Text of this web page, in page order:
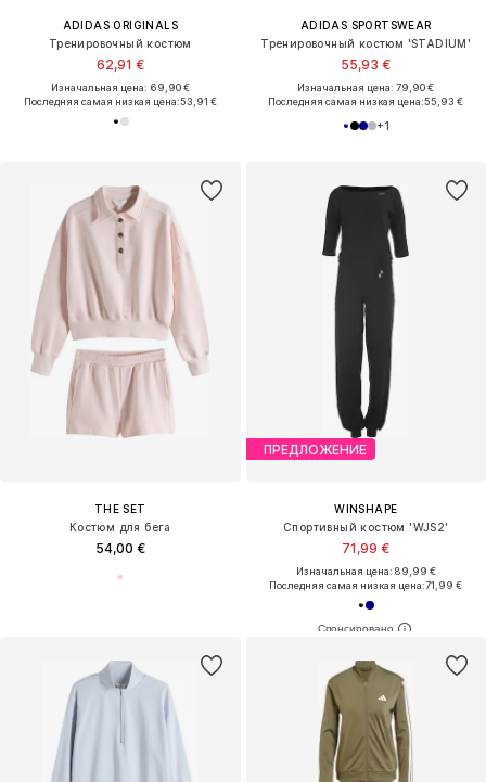
ADIDAS ORIGINALS
Тренировочный костюм
62,91 €
Изначальная цена: 69,90 €
Последняя самая низкая цена:53,91 €
ADIDAS SPORTSWEAR
Тренировочный костюм 'STADIUM'
55,93 €
Изначальная цена: 79,90 €
Последняя самая низкая цена:55,93 €
+1
THE SET
Костюм для бега
54,00 €
ПРЕДЛОЖЕНИЕ
WINSHAPE
Спортивный костюм 'WJS2'
71,99 €
Изначальная цена: 89,99 €
Последняя самая низкая цена:71,99 €